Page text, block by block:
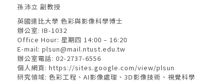
孫沛立 副教授
英國達比大學 色彩與影像科學博士
辦公室: IB-1032
Office Hour: 星期四 14:00 – 16:20
E-mail: plsun@mail.ntust.edu.tw
辦公室電話: 02-2737-6556
個人網頁: https://sites.google.com/view/plsun
研究領域: 色彩工程、AI影像處理、3D影像技術、視覺科學